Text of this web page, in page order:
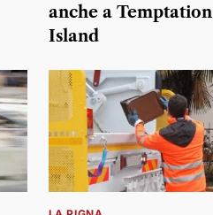
anche a Temptation
Island